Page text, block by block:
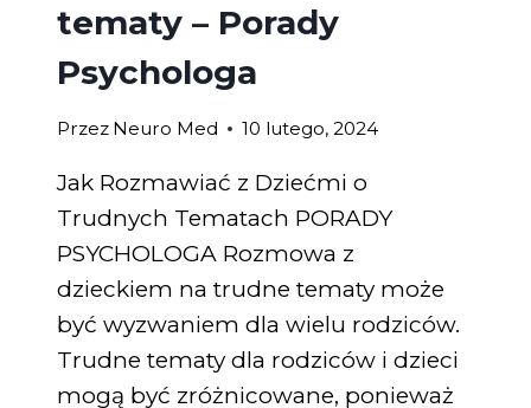
tematy – Porady
Psychologa
Przez Neuro Med 10 lutego, 2024
Jak Rozmawiać z Dziećmi o
Trudnych Tematach PORADY
PSYCHOLOGA Rozmowa z
dzieckiem na trudne tematy może
być wyzwaniem dla wielu rodziców.
Trudne tematy dla rodziców i dzieci
mogą być zróżnicowane, ponieważ